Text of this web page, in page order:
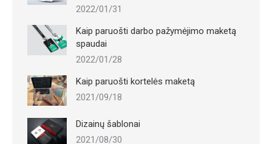
2022/01/31
Kaip paruošti darbo pažymėjimo maketą
spaudai
2022/01/28
Kaip paruošti kortelės maketą
2021/09/18
Dizainų šablonai
2021/08/30